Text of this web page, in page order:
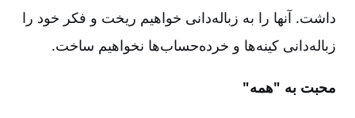
داشت‌. آنها را به زباله‌دانی خواهیم ریخت و فکر خود را
زباله‌دانی کینه‌ها و خرده‌حساب‌ها نخواهیم ساخت‌.
محبت به "همه"